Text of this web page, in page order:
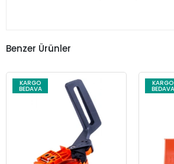
Benzer Ürünler
KARGO
BEDAVA
KARGO
BEDAVA